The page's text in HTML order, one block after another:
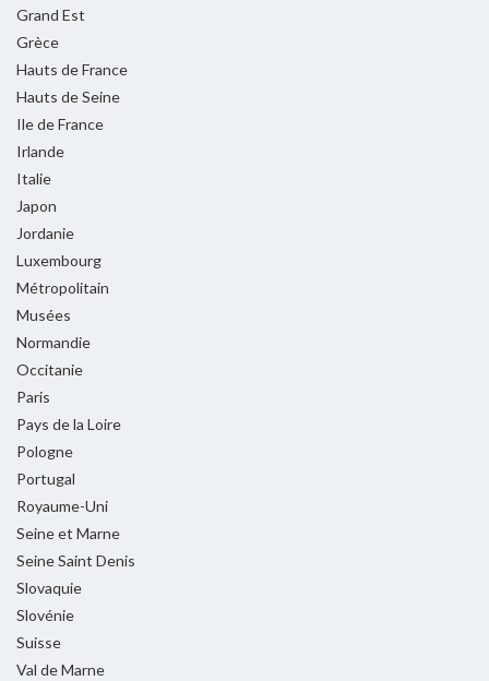
Grand Est
Grèce
Hauts de France
Hauts de Seine
Ile de France
Irlande
Italie
Japon
Jordanie
Luxembourg
Métropolitain
Musées
Normandie
Occitanie
Paris
Pays de la Loire
Pologne
Portugal
Royaume-Uni
Seine et Marne
Seine Saint Denis
Slovaquie
Slovénie
Suisse
Val de Marne